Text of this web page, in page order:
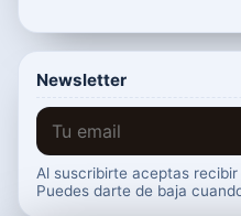
Newsletter
Al suscribirte aceptas
Puedes darte de baja